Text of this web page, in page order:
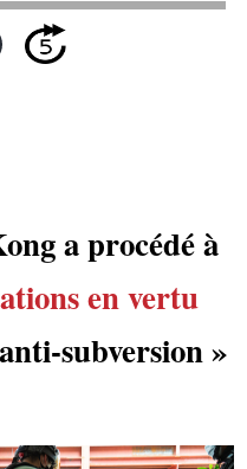
a procédé à
en vertu
subversion »